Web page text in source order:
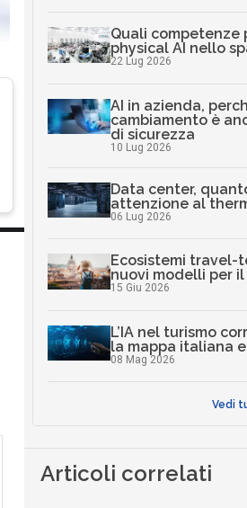
Quali competenze
physical AI nello
22 Lug 2026
AI in azienda,
cambiamento è
di sicurezza
10 Lug 2026
Data center,
attenzione al
06 Lug 2026
Ecosistemi travel-
nuovi modelli per
15 Giu 2026
L’IA nel turismo
la mappa italiana
08 Mag 2026
Vedi
Articoli correlati